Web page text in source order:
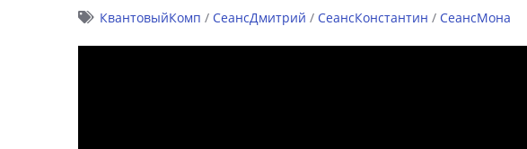
КвантовыйКомп / СеансДмитрий / СеансКонстантин / СеансМона